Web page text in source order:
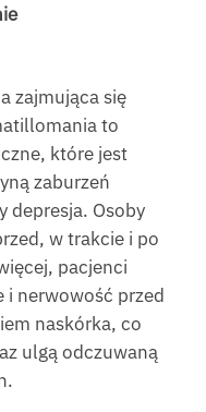
zajmująca się
to
które jest
zaburzeń
depresja. Osoby
w trakcie i po
pacjenci
i nerwowość przed
naskórka, co
ulgą odczuwaną